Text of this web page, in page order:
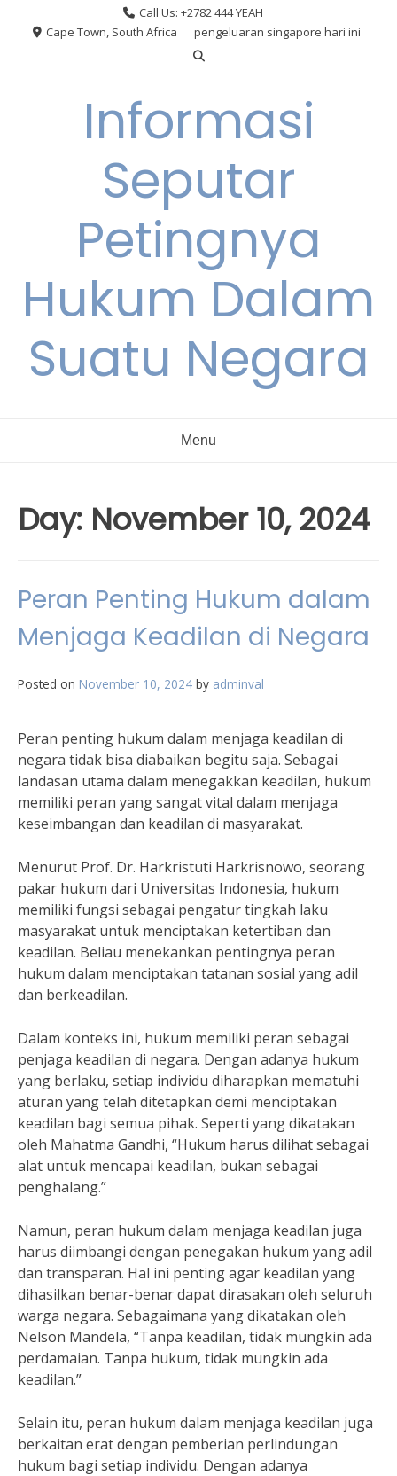
Call Us: +2782 444 YEAH
Cape Town, South Africa
pengeluaran singapore hari ini
Informasi
Seputar
Petingnya
Hukum Dalam
Suatu Negara
Menu
Day: November 10, 2024
Peran Penting Hukum dalam
Menjaga Keadilan di Negara
Posted on November 10, 2024 by adminval
Peran penting hukum dalam menjaga keadilan di
negara tidak bisa diabaikan begitu saja. Sebagai
landasan utama dalam menegakkan keadilan, hukum
memiliki peran yang sangat vital dalam menjaga
keseimbangan dan keadilan di masyarakat.
Menurut Prof. Dr. Harkristuti Harkrisnowo, seorang
pakar hukum dari Universitas Indonesia, hukum
memiliki fungsi sebagai pengatur tingkah laku
masyarakat untuk menciptakan ketertiban dan
keadilan. Beliau menekankan pentingnya peran
hukum dalam menciptakan tatanan sosial yang adil
dan berkeadilan.
Dalam konteks ini, hukum memiliki peran sebagai
penjaga keadilan di negara. Dengan adanya hukum
yang berlaku, setiap individu diharapkan mematuhi
aturan yang telah ditetapkan demi menciptakan
keadilan bagi semua pihak. Seperti yang dikatakan
oleh Mahatma Gandhi, “Hukum harus dilihat sebagai
alat untuk mencapai keadilan, bukan sebagai
penghalang.”
Namun, peran hukum dalam menjaga keadilan juga
harus diimbangi dengan penegakan hukum yang adil
dan transparan. Hal ini penting agar keadilan yang
dihasilkan benar-benar dapat dirasakan oleh seluruh
warga negara. Sebagaimana yang dikatakan oleh
Nelson Mandela, “Tanpa keadilan, tidak mungkin ada
perdamaian. Tanpa hukum, tidak mungkin ada
keadilan.”
Selain itu, peran hukum dalam menjaga keadilan juga
berkaitan erat dengan pemberian perlindungan
hukum bagi setiap individu. Dengan adanya